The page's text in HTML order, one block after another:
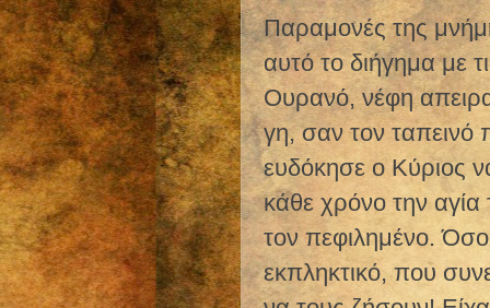
Παραμονές της
αυτό το διήγημα με
Ουρανό, νέφη
γη, σαν τον
ευδόκησε ο Κύριος
κάθε χρόνο την
τον πεφιλημένο. Όσο
εκπληκτικό, που